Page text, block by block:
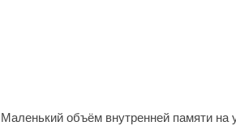
Маленький объём внутренней памяти